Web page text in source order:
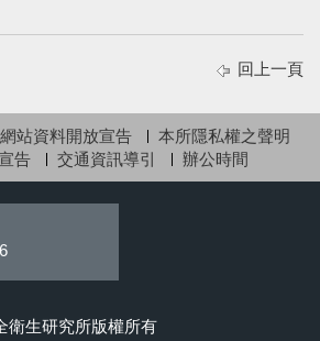
回上一頁
站資料開放宣告
本所隱私權之聲明
告
交通資訊導引 辦公時間
衛生研究所版權所有